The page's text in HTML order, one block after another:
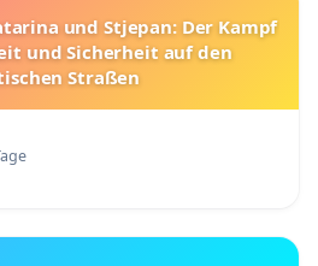
und Stjepan: Der Kampf
und Sicherheit auf den
Straßen